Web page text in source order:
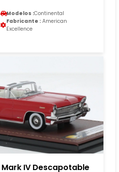
Modelos :Continental
Fabricante : American
Excellence
IV Descapotable